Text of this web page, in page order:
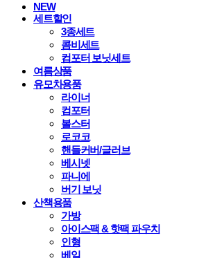
NEW
세트할인
3종세트
콤비세트
컴포터 보닛세트
여름상품
유모차용품
라이너
컴포터
볼스터
로코코
핸들커버/글러브
베시넷
파니에
버기 보닛
산책용품
가방
아이스팩 & 핫팩 파우치
인형
베일